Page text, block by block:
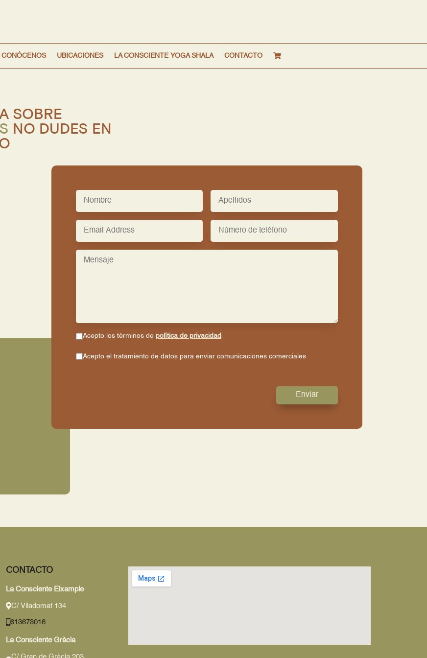
CONÓCENOS UBICACIONES LA CONSCIENTE YOGA SHALA CONTACTO
SOBRE
NO DUDES EN
Acepto los términos de política de privacidad
Acepto el tratamiento de datos para enviar comunicaciones comerciales
CONTACTO
La Consciente Eixample
C/ Viladomat 134
613673016
La Consciente Gràcia